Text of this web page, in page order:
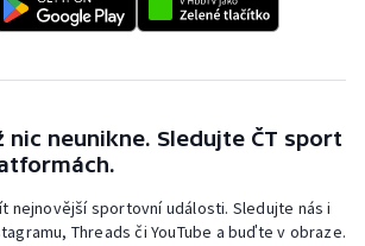
nic neunikne. Sledujte ČT sport
nejnovější sportovní události. Sledujte nás i
Threads či YouTube a buďte v obraze.